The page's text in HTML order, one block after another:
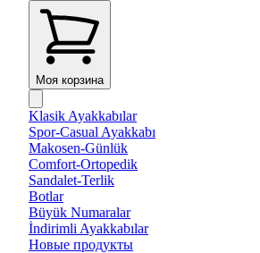
Моя корзина
Klasik Ayakkabılar
Spor-Casual Ayakkabı
Makosen-Günlük
Comfort-Ortopedik
Sandalet-Terlik
Botlar
Büyük Numaralar
İndirimli Ayakkabılar
Новые продукты